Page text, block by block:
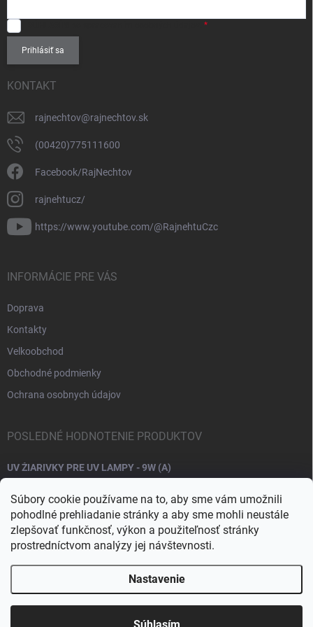
Súbory cookie používame na to, aby sme vám umožnili
pohodlné prehliadanie stránky a aby sme mohli neustále
zlepšovať funkčnosť, výkon a použiteľnosť stránky
prostredníctvom analýzy jej návštevnosti.
Nastavenie
Prihlásiť sa
KONTAKT
rajnechtov@rajnechtov.sk
(00420)775111600
Facebook/RajNechtov
rajnehtucz/
https://www.youtube.com/@RajnehtuCzc
INFORMÁCIE PRE VÁS
Doprava
Kontakty
Velkoobchod
Obchodné podmienky
Ochrana osobnych údajov
POSLEDNÉ HODNOTENIE PRODUKTOV
UV ŽIARIVKY PRE UV LAMPY - 9W (A)
Copyright 2026Raj nechtov. Všetky práva vyhradené.Upraviť nastavenie
cookies